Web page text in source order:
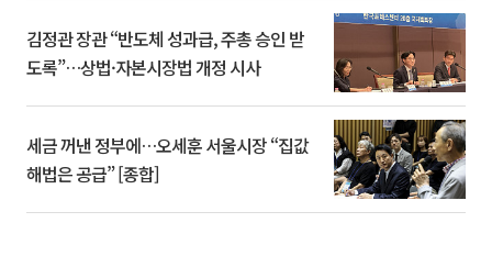
김정관 장관 “반도체 성과급, 주총 승인 받
도록”…상법·자본시장법 개정 시사
세금 꺼낸 정부에…오세훈 서울시장 “집값
해법은 공급” [종합]